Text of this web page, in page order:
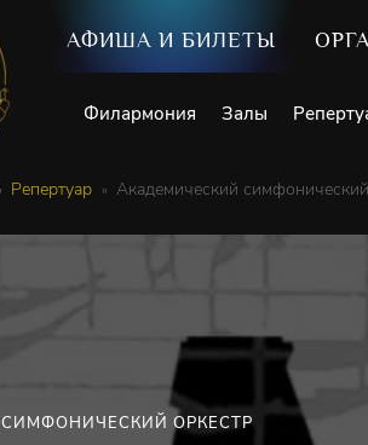
АФИША И БИЛЕТЫ
Филармония Залы
Репертуар Академический
СИМФОНИЧЕСКИЙ ОРКЕСТР